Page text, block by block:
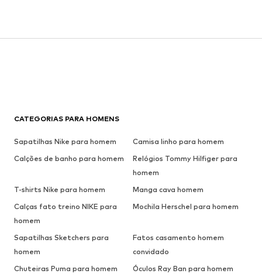
CATEGORIAS PARA HOMENS
Sapatilhas Nike para homem
Camisa linho para homem
Calções de banho para homem
Relógios Tommy Hilfiger para
homem
T-shirts Nike para homem
Manga cava homem
Calças fato treino NIKE para
homem
Mochila Herschel para homem
Sapatilhas Sketchers para
homem
Fatos casamento homem
convidado
Chuteiras Puma para homem
Óculos Ray Ban para homem